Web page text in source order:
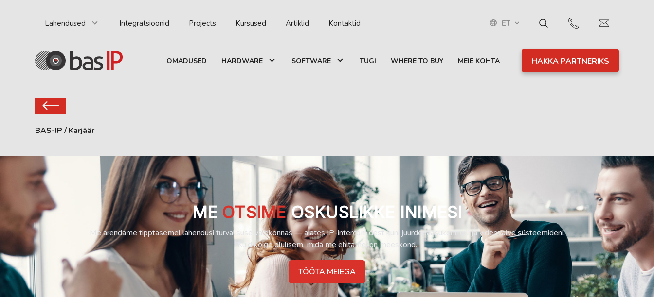
Lahendused Integratsioonid Projects Kursused Artiklid Kontaktid ET
OMADUSED HARDWARE SOFTWARE TUGI WHERE TO BUY MEIE KOHTA HAKKA PARTNERIKS
BAS-IP / Karjäär
ME OTSIMEOSKUSLIKKE INIMESI
Me arendame tipptasemel lahendusi turvalisuse valdkonnas — alates IP-intercomidest kuni juurdepääsukontrolli ja videovalve süsteemideni.
Kuid kõige olulisem, mida me ehitame, on meeskond.
TÖÖTA MEIEGA